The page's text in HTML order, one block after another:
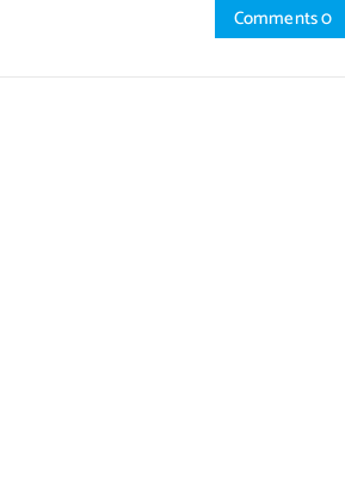
Comments 0